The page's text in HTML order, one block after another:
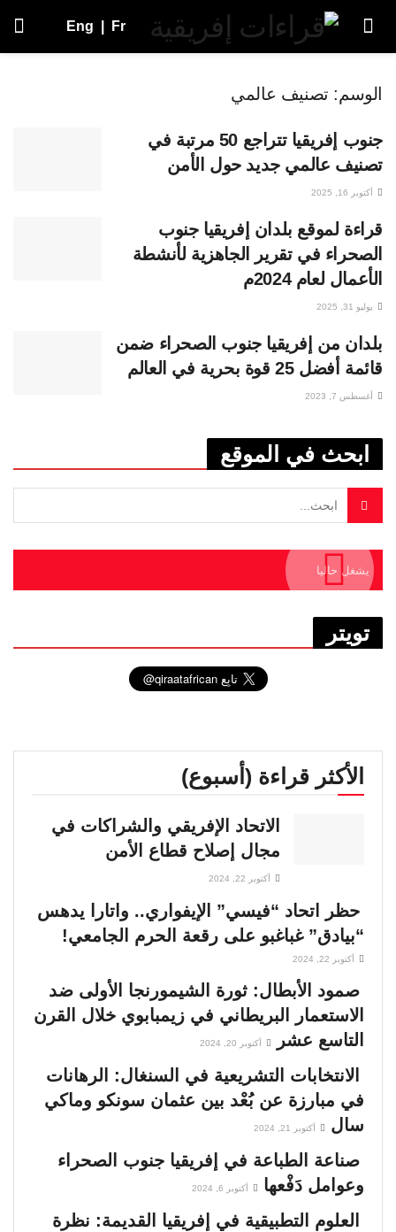
Eng Fr
الوسم: تصنيف عالمي
جنوب إفريقيا تتراجع 50 مرتبة في
تصنيف عالمي جديد حول الأمن
أكتوبر 16, 2025
قراءة لموقع بلدان إفريقيا جنوب
الصحراء في تقرير الجاهزية لأنشطة
الأعمال لعام 2024م
يوليو 31, 2025
بلدان من إفريقيا جنوب الصحراء ضمن
قائمة أفضل 25 قوة بحرية في العالم
أغسطس 7, 2023
ابحث في الموقع
يشغل حاليا
تويتر
الأكثر قراءة (أسبوع)
الاتحاد الإفريقي والشراكات في
مجال إصلاح قطاع الأمن
أكتوبر 22, 2024
حظر اتحاد “فيسي” الإيفواري.. واتارا يدهس
“بيادق” غباغبو على رقعة الحرم الجامعي!
أكتوبر 22, 2024
صمود الأبطال: ثورة الشيمورنجا الأولى ضد
الاستعمار البريطاني في زيمبابوي خلال القرن
التاسع عشر
أكتوبر 20, 2024
الانتخابات التشريعية في السنغال: الرهانات
في مبارزة عن بُعْد بين عثمان سونكو وماكي
سال
أكتوبر 21, 2024
صناعة الطباعة في إفريقيا جنوب الصحراء
وعوامل دَفْعها
أكتوبر 6, 2024
العلوم التطبيقية في إفريقيا القديمة: نظرة